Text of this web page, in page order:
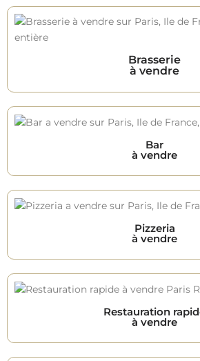
Brasserie
à vendre
Bar
à vendre
Pizzeria
à vendre
Restauration
à vendre